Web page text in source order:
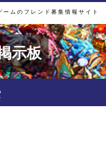
ームのフレンド募集情報サイト
示板